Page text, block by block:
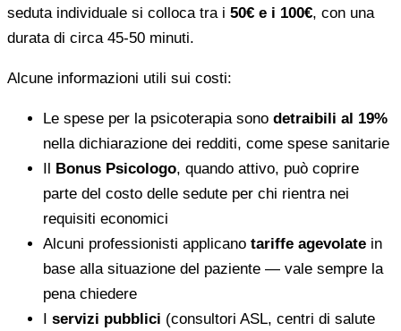
seduta individuale si colloca tra i 50€ e i 100€, con una
durata di circa 45-50 minuti.
Alcune informazioni utili sui costi:
Le spese per la psicoterapia sono detraibili al 19%
nella dichiarazione dei redditi, come spese sanitarie
Il Bonus Psicologo, quando attivo, può coprire
parte del costo delle sedute per chi rientra nei
requisiti economici
Alcuni professionisti applicano tariffe agevolate in
base alla situazione del paziente — vale sempre la
pena chiedere
I servizi pubblici (consultori ASL, centri di salute